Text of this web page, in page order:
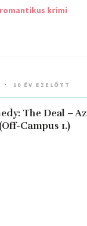
romantikus krimi
10 ÉV EZELŐTT
The ​Deal – Az
Campus 1.)